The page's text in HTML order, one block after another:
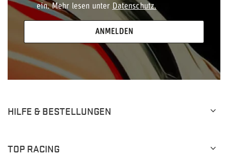
ein. Mehr lesen unter Datenschutz.
ANMELDEN
HILFE & BESTELLUNGEN
TOP RACING